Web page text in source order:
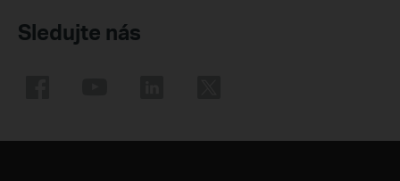
Sledujte nás